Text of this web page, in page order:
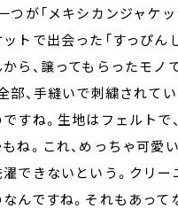
つが「メキシカンジャケッ
トで出会った「すっぴん
ら、譲ってもらったモノ
部、手縫いで刺繍されて
すね。生地はフェルトで
ね。これ、めっちゃ可愛
できないという。クリ
んですね。それもあって